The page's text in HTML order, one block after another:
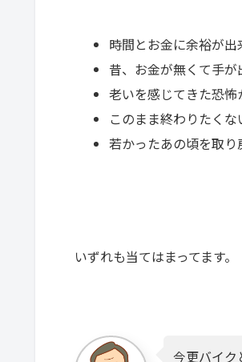
時間とお金に余裕が出
昔、お金が無くて手が
老いを感じてきた恐怖
このまま終わりたくな
若かったあの頃を取り
いずれも当てはまってます。
今更バイク